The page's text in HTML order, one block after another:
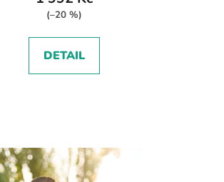
(–20 %)
DETAIL